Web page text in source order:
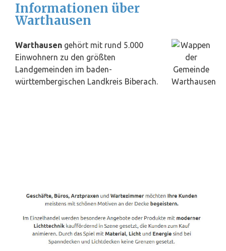
Informationen über
Warthausen
Warthausen gehört mit rund 5.000
Einwohnern zu den größten
Landgemeinden im baden-
württembergischen Landkreis Biberach.